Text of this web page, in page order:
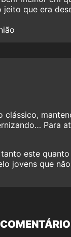
jeito que era
clássico,
Para
este
jovens que